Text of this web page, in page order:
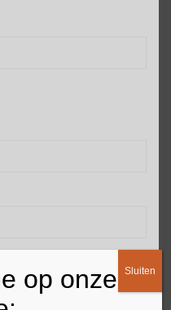
op onze
Sluiten